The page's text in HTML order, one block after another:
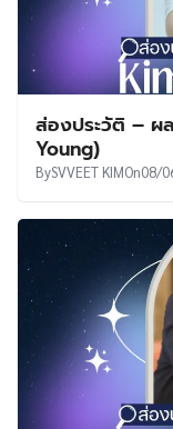
ส่องประวัติ – ผ
Young)
BySVVEET KIMOn08/